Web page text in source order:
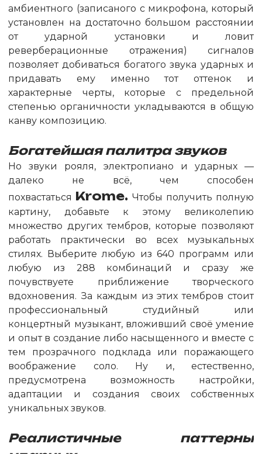
амбиентного (записаного с микрофона, который
установлен на достаточно большом расстоянии
от ударной установки и ловит
реверберационные отражения) сигналов
позволяет добиваться богатого звука ударных и
придавать ему именно тот оттенок и
характерные черты, которые с предельной
степенью органичности укладываются в общую
канву композицию.
Богатейшая палитра звуков
Но звуки рояля, электропиано и ударных —
далеко не всё, чем способен
похвастаться Krome. Чтобы получить полную
картину, добавьте к этому великолепию
множество других тембров, которые позволяют
работать практически во всех музыкальных
стилях. Выберите любую из 640 программ или
любую из 288 комбинаций и сразу же
почувствуете приближение творческого
вдохновения. За каждым из этих тембров стоит
профессиональный студийный или
концертный музыкант, вложивший своё умение
и опыт в создание либо насыщенного и вместе с
тем прозрачного подклада или поражающего
воображение соло. Ну и, естественно,
предусмотрена возможность настройки,
адаптации и создания своих собственных
уникальных звуков.
Реалистичные паттерны